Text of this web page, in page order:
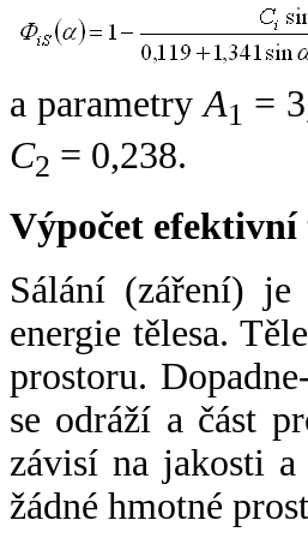
a parametryA1 =
C2 = 0,238.
Výpočet
Sálání (záření) je
energie tělesa.
prostoru.
se odráží a část
závisí na jakosti a
žádné hmotné